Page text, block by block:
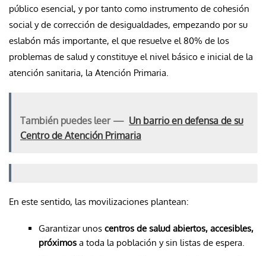
público esencial, y por tanto como instrumento de cohesión
social y de corrección de desigualdades, empezando por su
eslabón más importante, el que resuelve el 80% de los
problemas de salud y constituye el nivel básico e inicial de la
atención sanitaria, la Atención Primaria.
También puedes leer — Un barrio en defensa de su
Centro de Atención Primaria
En este sentido, las movilizaciones plantean:
Garantizar unos centros de salud abiertos, accesibles,
próximos a toda la población y sin listas de espera.